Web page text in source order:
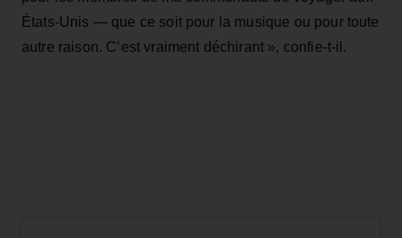
États-Unis — que ce soit pour la musique ou pour toute
autre raison. C’est vraiment déchirant », confie-t-il.